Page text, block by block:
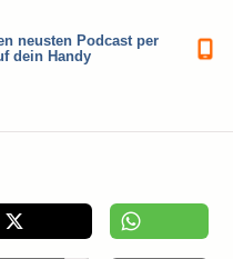
neusten Podcast per
dein Handy